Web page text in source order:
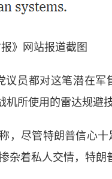
报》网站报道截图
员都对这笔潜在军
所使用的雷达规避
尽管特朗普信心十
着私人交情，特朗